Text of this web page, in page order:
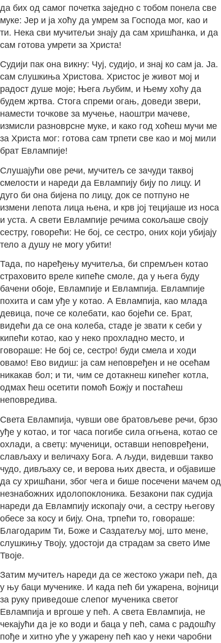
да бих од самог почетка заједно с тобом понела све
муке: Јер и ја хоћу да умрем за Господа мог, као и
ти. Нека сви мучитељи знају да сам хришћанка, и да
сам готова умрети за Христа!
Судији пак она викну: Чуј, судијо, и знај ко сам ја. Ја.
сам слушкиња Христова. Христос је живот мој и
радост душе моје; Њега љубим, и Њему хоћу да
будем жртва. Стога спреми огањ, доведи звери,
намести точкове за мучење, наоштри мачеве,
измисли разноврсне муке, и како год хоћеш мучи ме
за Христа мог: готова сам трпети све као и мој мили
брат Евлампије!
Слушајући ове речи, мучитељ се зачуди таквој
смелости и нареди да Евлампију бију по лицу. И
дуго би она бијена по лицу, док се потпуно не
измени лепота лица њена, и крв јој тецијаше из носа
и уста. А свети Евлампије речима сокољаше своју
сестру, говорећи: He бој, се сестро, оних који убијају
тело а душу не могу убити!
Тада, по наређењу мучитеља, би спремљен котао
страховито вреле кипеће смоле, да у њега буду
бачени обоје, Евлампије и Евлампија. Евлампије
похита и сам уђе у котао. А Евлампија, као млада
девица, поче се колебати, као бојећи се. Брат,
видећи да се она колеба, стаде је звати к себи у
кипећи котао, као у неко прохладно место, и
говораше: He бој се, сестро! буди смела и ходи
овамо! Ево видиш: ја сам неповређен и не осећам
никакав бол; и ти, чим се дотакнеш кипећег котла,
одмах ћеш осетити помоћ Божју и постаћеш
неповредива.
Света Евлампија, чувши ове братовљеве речи, брзо
уђе у котао, и тог часа погибе сила огњена, котао се
охлади, а светџ: мученици, оставши неповређени,
слављаху и величаху Бога. A људи, видевши такво
чудо, дивљаху се, и верова њих двеста, и објавише
да су хришћани, због чега и бише посечени мачем од
незнабожних идолопоклоника. Безакони пак судија
нареди да Евлампију ископају очи, а сестру његову
обесе за косу и бију. Она, трпећи то, говораше:
Благодарим Ти, Боже и Саздатељу мој, што мене,
слушкињу Твоју, удостоји да страдам за свето Име
Твоје.
Затим мучитељ нареди да се жестоко ужари пећ, да
у њу баци мученике. И када пећ би ужарена, војници
за руку приведоше слепог мученика светог
Евлампија и вргоше у пећ. А света Евлампија, не
чекајући да је ко води и баца у пећ, сама с радошћу
пође и хитно уће у ужарену пећ као у неки чаробни